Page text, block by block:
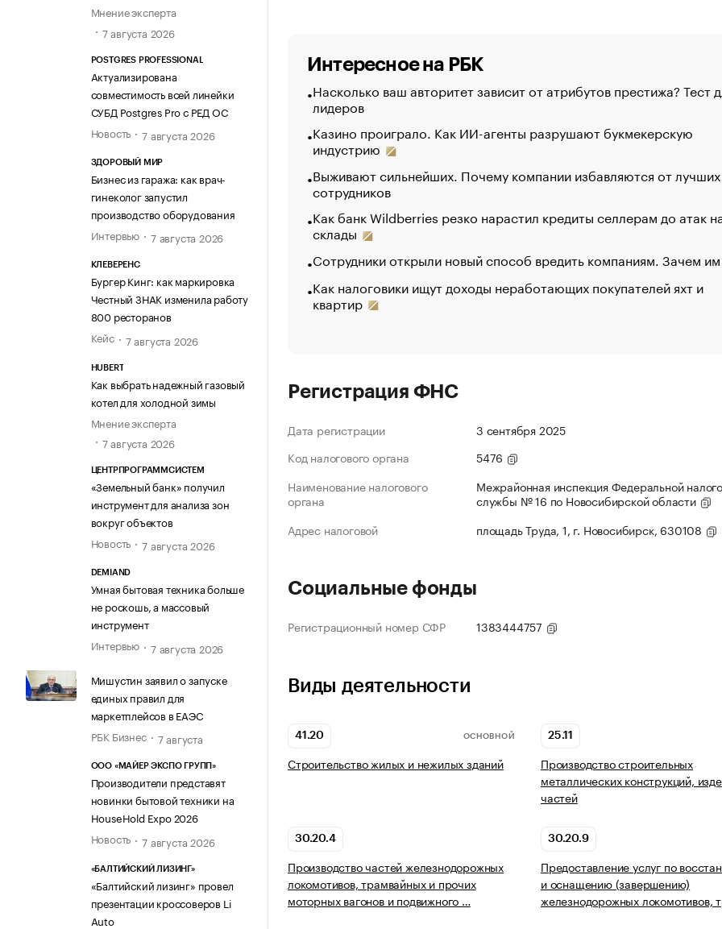
Мнение эксперта
7 августа 2026
POSTGRES PROFESSIONAL
Актуализирована
совместимость всей линейки
СУБД Postgres Pro с РЕД ОС
Новость
7 августа 2026
ЗДОРОВЫЙ МИР
Бизнес из гаража: как врач-
гинеколог запустил
производство оборудования
Интервью
7 августа 2026
КЛЕВЕРЕНС
Бургер Кинг: как маркировка
Честный ЗНАК изменила работу
800 ресторанов
Кейс
7 августа 2026
HUBERT
Как выбрать надежный газовый
котел для холодной зимы
Мнение эксперта
7 августа 2026
ЦЕНТРПРОГРАММСИСТЕМ
«Земельный банк» получил
инструмент для анализа зон
вокруг объектов
Новость
7 августа 2026
DEMIAND
Умная бытовая техника больше
не роскошь, а массовый
инструмент
Интервью
7 августа 2026
Мишустин заявил о запуске
единых правил для
маркетплейсов в ЕАЭС
РБК Бизнес
7 августа
ООО «МАЙЕР ЭКСПО ГРУПП»
Производители представят
новинки бытовой техники на
HouseHold Expo 2026
Новость
7 августа 2026
«БАЛТИЙСКИЙ ЛИЗИНГ»
«Балтийский лизинг» провел
презентации кроссоверов Li
Auto
Интересное на РБК
Насколько ваш авторитет зависит от атрибутов престижа? Тест
лидеров
Казино проиграло. Как ИИ-агенты разрушают букмекерскую
индустрию
Выживают сильнейших. Почему компании избавляются от лучших
сотрудников
Как банк Wildberries резко нарастил кредиты селлерам до атак
склады
Сотрудники открыли новый способ вредить компаниям. Зачем
Как налоговики ищут доходы неработающих покупателей яхт и
квартир
Регистрация ФНС
Дата регистрации
3 сентября 2025
Код налогового органа
5476
Наименование налогового
органа
Межрайонная инспекция Федеральной
службы № 16 по Новосибирской области
Адрес налоговой
площадь Труда, 1, г. Новосибирск, 630108
Социальные фонды
Регистрационный номер СФР 1383444757
Виды деятельности
41.20 ОСНОВНОЙ
Строительство жилых и нежилых зданий
25.11
Производство строительных
металлических конструкций,
частей
30.20.4
Производство частей железнодорожных
локомотивов, трамвайных и прочих
моторных вагонов и подвижного …
30.20.9
Предоставление услуг по
и оснащению (завершению)
железнодорожных локомотивов,